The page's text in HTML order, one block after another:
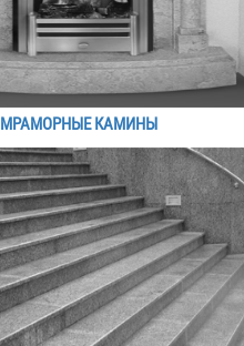
МРАМОРНЫЕ КАМИНЫ